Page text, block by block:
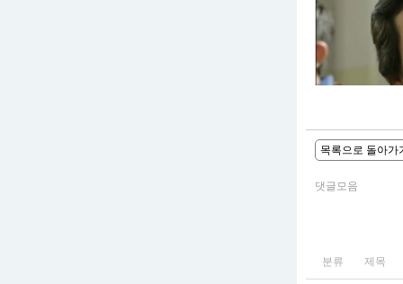
목록으로 돌아가
댓글모음
분류 제목